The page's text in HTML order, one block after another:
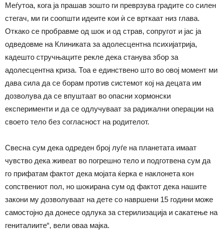
Меѓутоа, кога ја прашав зошто ги преврзува градите со силен
стегач, ми ги соопшти идеите кои ѝ се врткаат низ глава.
Откако се пробравме од шок и од страв, сопругот и јас ја
одведовме на Клиниката за адолесцентна психијатрија,
кадешто стручњаците рекле дека станува збор за
адолесцентна криза. Тоа е единствено што во овој момент ми
дава сила да се борам против системот кој на децата им
дозволува да се впуштаат во опасни хормонски
експерименти и да се одлучуваат за радикални операции на
своето тело без согласност на родителот.
Свесна сум дека одреден број луѓе на планетата имаат
чувство дека живеат во погрешно тело и подготвена сум да
го прифатам фактот дека мојата ќерка е наклонета кон
сопствениот пол, но шокирана сум од фактот дека нашите
закони му дозволуваат на дете со навршени 15 години може
самостојно да донесе одлука за стерилизација и сакатење на
гениталиите“, вели оваа мајка.